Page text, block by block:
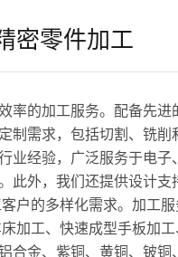
密零件加工
率的加工服务。配备先进
制需求，包括切割、铣削
业经验，广泛服务于电子
此外，我们还提供设计支
户的多样化需求。加工
加工、快速成型手板加工
合金、紫铜、黄铜、铍铜